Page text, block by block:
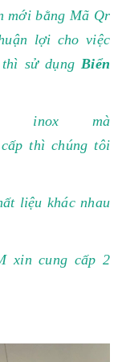
mới bằng Mã Qr
lợi cho việc
sử dụng Biển
inox mà
thì chúng tôi
liệu khác nhau
xin cung cấp 2